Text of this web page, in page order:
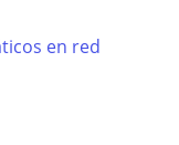
en red